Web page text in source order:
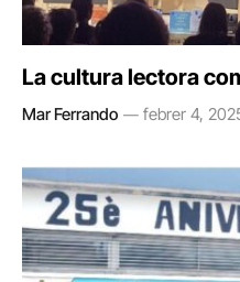
La cultura lectora
Mar Ferrando febrer 4,